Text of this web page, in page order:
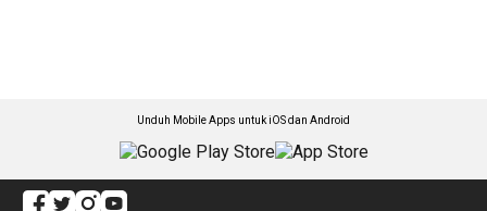
Unduh Mobile Apps untuk iOS dan Android